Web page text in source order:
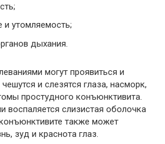
и утомляемость;
дыхания.
могут проявиться и
и слезятся глаза, насморк,
простудного конъюнктивита.
воспаляется слизистая оболочка
также может
зуд и краснота глаз.